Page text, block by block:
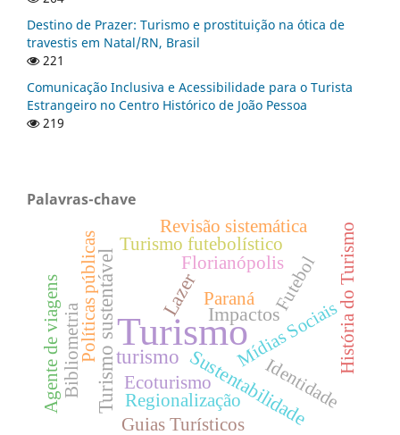
Destino de Prazer: Turismo e prostituição na ótica de
travestis em Natal/RN, Brasil
221
Comunicação Inclusiva e Acessibilidade para o Turista
Estrangeiro no Centro Histórico de João Pessoa
219
Palavras-chave
Turismo
Turismo sustentávelturismo
Impactos
Lazer
Sustentabilidade
Ecoturismo
Florianópolis
Mídias Sociais
Políticas públicas
Regionalização
Paraná
Bibliometria Identidade
História do Turismo
Guias Turísticos
Turismo futebolístico
Futebol
Revisão sistemática
Agente de viagens